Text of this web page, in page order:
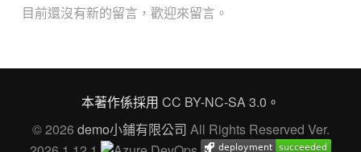
目前還沒有新的留言，歡迎來留言。
本著作係採用 CC BY-NC-SA 3.0 。
© 2026 demo小鋪有限公司 All Rights Reserved Ver.